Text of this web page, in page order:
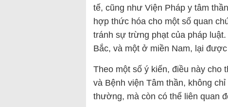
tế, cũng như Viện Pháp y tâm
hợp thức hóa cho một số quan
tránh sự trừng phạt của pháp
Bắc, và một ở miền Nam, lại
Theo một số ý kiến, điều này cho
và Bệnh viện Tâm thần, không
thường, mà còn có thể liên quan